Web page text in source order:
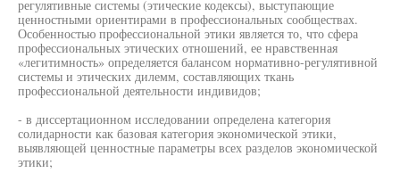
регулятивные системы (этические кодексы), выступающие
ценностными ориентирами в профессиональных сообществах.
Особенностью профессиональной этики является то, что сфера
профессиональных этических отношений, ее нравственная
«легитимность» определяется балансом нормативно-регулятивной
системы и этических дилемм, составляющих ткань
профессиональной деятельности индивидов;
- в диссертационном исследовании определена категория
солидарности как базовая категория экономической этики,
выявляющей ценностные параметры всех разделов экономической
этики;